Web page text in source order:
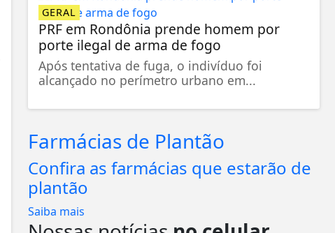
GERAL
PRF em Rondônia prende homem por
porte ilegal de arma de fogo
Após tentativa de fuga, o indivíduo foi
alcançado no perímetro urbano em...
Farmácias de Plantão
Confira as farmácias que estarão de
plantão
Saiba mais